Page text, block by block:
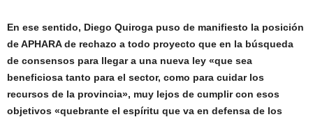
En ese sentido, Diego Quiroga puso de manifiesto la posición
de APHARA de rechazo a todo proyecto que en la búsqueda
de consensos para llegar a una nueva ley «que sea
beneficiosa tanto para el sector, como para cuidar los
recursos de la provincia», muy lejos de cumplir con esos
objetivos «quebrante el espíritu que va en defensa de los